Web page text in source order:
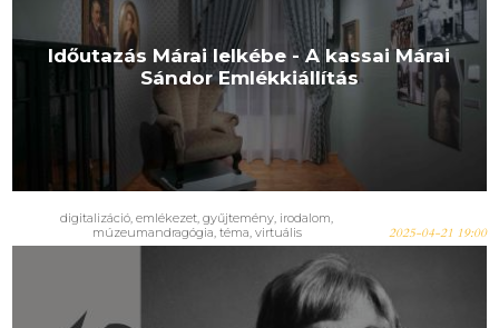
Időutazás Márai lelkébe - A kassai Márai
Sándor Emlékkiállítás
digitalizáció, emlékezet, gyűjtemény, irodalom,
múzeumandragógia, téma, virtuális 2025-04-21 19:00